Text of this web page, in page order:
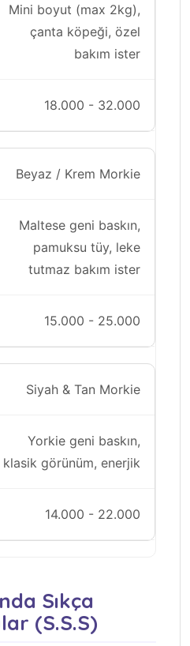
Mini boyut (max 2kg),
çanta köpeği, özel
bakım ister
18.000 - 32.000
Beyaz / Krem Morkie
Maltese geni baskın,
pamuksu tüy, leke
tutmaz bakım ister
15.000 - 25.000
Siyah & Tan Morkie
Yorkie geni baskın,
klasik görünüm, enerjik
14.000 - 22.000
Sıkça
(S.S.S)